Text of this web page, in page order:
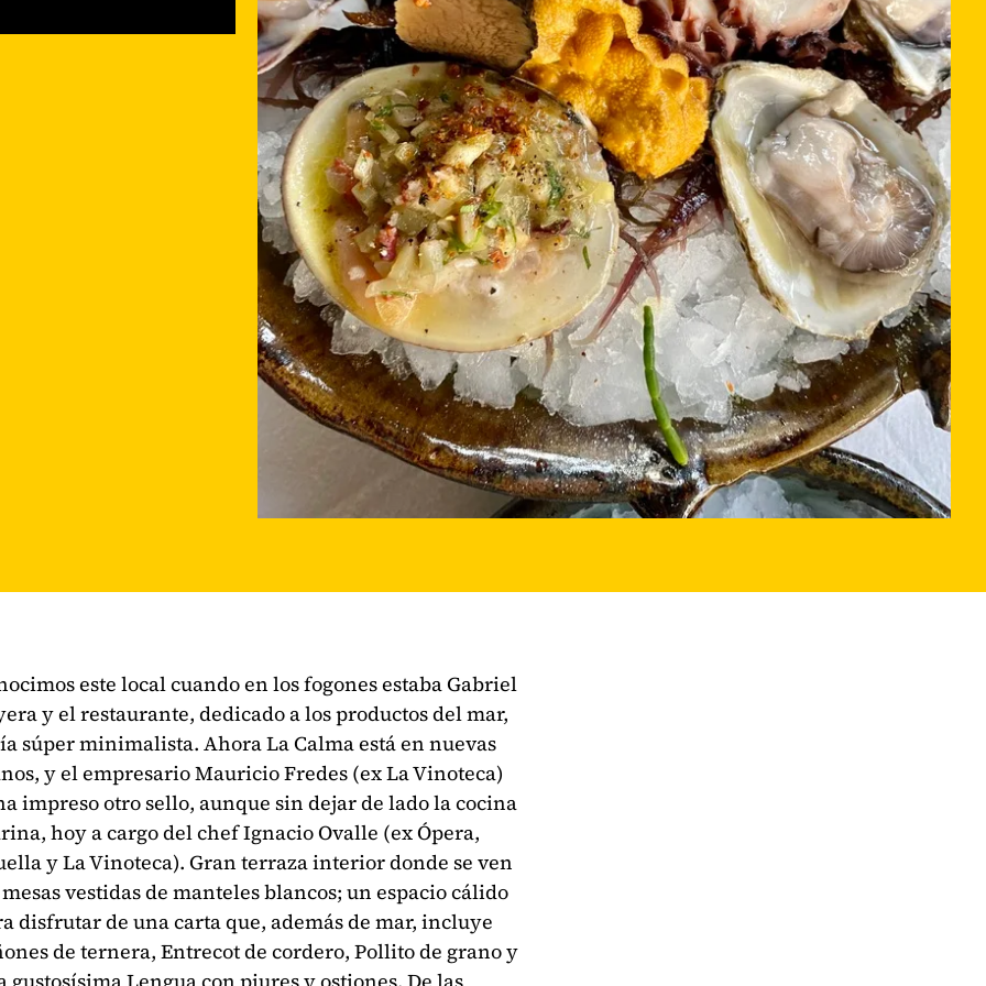
este local cuando en los fogones estaba Gabriel
y el restaurante, dedicado a los productos del mar,
súper minimalista. Ahora La Calma está en nuevas
y el empresario Mauricio Fredes (ex La Vinoteca)
impreso otro sello, aunque sin dejar de lado la cocina
hoy a cargo del chef Ignacio Ovalle (ex Ópera,
y La Vinoteca). Gran terraza interior donde se ven
vestidas de manteles blancos; un espacio cálido
disfrutar de una carta que, además de mar, incluye
de ternera, Entrecot de cordero, Pollito de grano y